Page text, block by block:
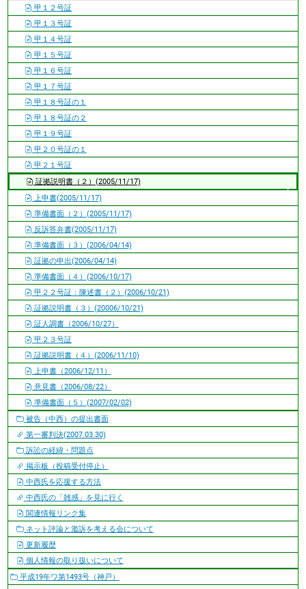
甲１２号証
甲１３号証
甲１４号証
甲１５号証
甲１６号証
甲１７号証
甲１８号証の１
甲１８号証の２
甲１９号証
甲２０号証の１
甲２１号証
証拠説明書（２）(2005/11/17)
上申書(2005/11/17)
準備書面（２）(2005/11/17)
反訴答弁書(2005/11/17)
準備書面（３）(2006/04/14)
証拠の申出(2006/04/14)
準備書面（４）(2006/10/17)
甲２２号証：陳述書（２）(2006/10/21)
証拠説明書（３）(20006/10/21)
証人調書（2006/10/27）
甲２３号証
証拠説明書（４）(2006/11/10)
上申書（2006/12/11）
意見書（2006/08/22）
準備書面（５）(2007/02/02)
被告（中西）の提出書面
第一審判決(2007.03.30)
訴訟の経緯・問題点
掲示板（投稿受付停止）
中西氏を応援する方法
中西氏の「雑感」を見に行く
関連情報リンク集
ネット評論と濫訴を考える会について
更新履歴
個人情報の取り扱いについて
平成19年ワ第1493号（神戸）